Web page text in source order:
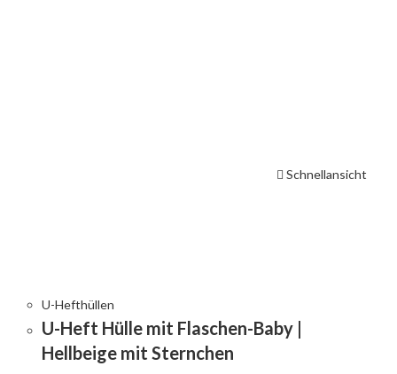
Schnellansicht
U-Hefthüllen
U-Heft Hülle mit Flaschen-Baby |
Hellbeige mit Sternchen